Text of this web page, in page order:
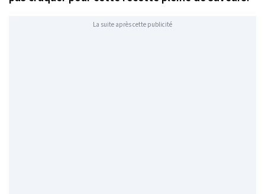
La suite après cette publicité